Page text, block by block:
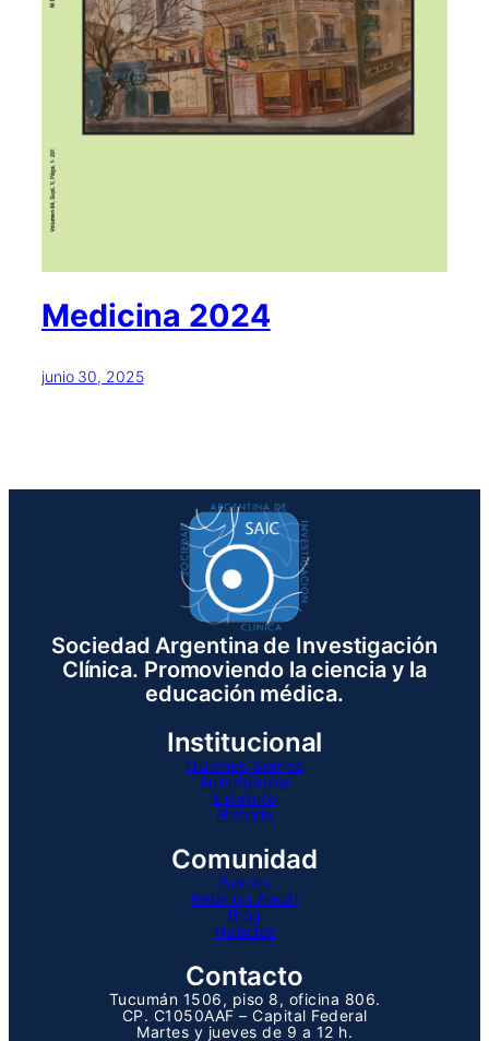
Medicina 2024
junio 30, 2025
Sociedad Argentina de Investigación
Clínica. Promoviendo la ciencia y la
educación médica.
Institucional
Quienes Somos
Autoridades
Estatuto
Historia
Comunidad
Socios
Reunion Anual
Blog
Noticias
Contacto
Tucumán 1506, piso 8, oficina 806.
CP. C1050AAF – Capital Federal
Martes y jueves de 9 a 12 h.